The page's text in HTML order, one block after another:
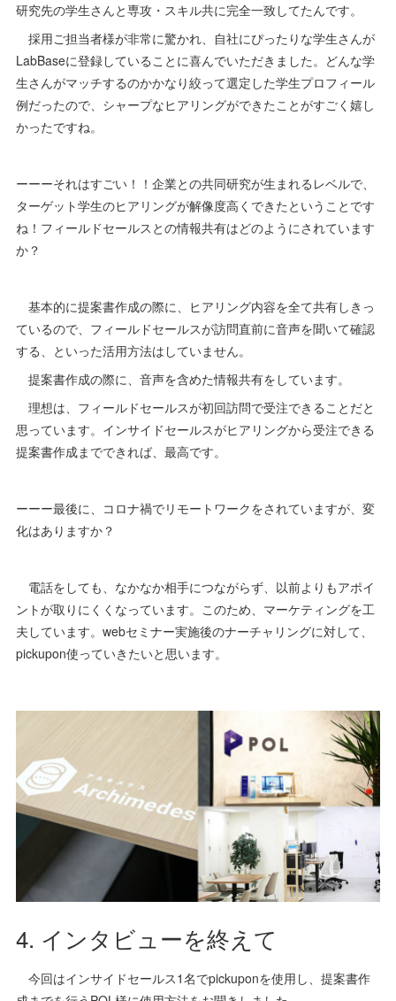
研究先の学生さんと専攻・スキル共に完全一致してたんです。
採用ご担当者様が非常に驚かれ、自社にぴったりな学生さんが
LabBaseに登録していることに喜んでいただきました。どんな学
生さんがマッチするのかかなり絞って選定した学生プロフィール
例だったので、シャープなヒアリングができたことがすごく嬉し
かったですね。
ーーーそれはすごい！！企業との共同研究が生まれるレベルで、
ターゲット学生のヒアリングが解像度高くできたということです
ね！フィールドセールスとの情報共有はどのようにされています
か？
基本的に提案書作成の際に、ヒアリング内容を全て共有しきっ
ているので、フィールドセールスが訪問直前に音声を聞いて確認
する、といった活用方法はしていません。
提案書作成の際に、音声を含めた情報共有をしています。
理想は、フィールドセールスが初回訪問で受注できることだと
思っています。インサイドセールスがヒアリングから受注できる
提案書作成までできれば、最高です。
ーーー最後に、コロナ禍でリモートワークをされていますが、変
化はありますか？
電話をしても、なかなか相手につながらず、以前よりもアポイ
ントが取りにくくなっています。このため、マーケティングを工
夫しています。webセミナー実施後のナーチャリングに対して、
pickupon使っていきたいと思います。
4. インタビューを終えて
今回はインサイドセールス1名でpickuponを使用し、提案書作